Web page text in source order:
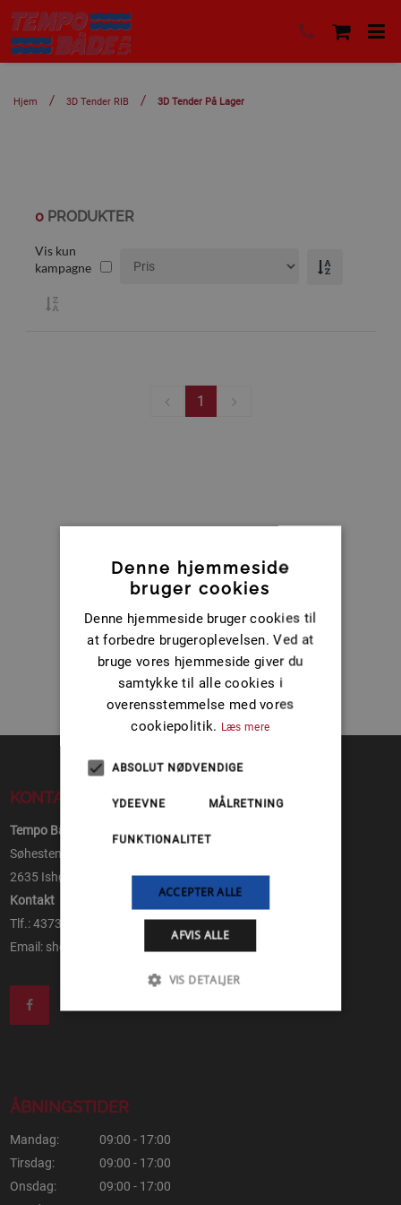
Hjem 3D Tender RIB 3D Tender På Lager
0PRODUKTER
Vis kun
kampagne
1
KONTAKT
Tempo Både ApS
Søhesten 8
2635 Ishøj
Kontakt
Tlf.: 43730105
Email: shop@tempo-baade.dk
ÅBNINGSTIDER
Mandag:
09:00 - 17:00
Tirsdag:
09:00 - 17:00
Onsdag:
09:00 - 17:00
Denne hjemmeside
bruger cookies
Denne hjemmeside bruger cookies til
at forbedre brugeroplevelsen. Ved at
bruge vores hjemmeside giver du
samtykke til alle cookies i
overensstemmelse med vores
cookiepolitik. Læs mere
ABSOLUT NØDVENDIGE
YDEEVNE MÅLRETNING
FUNKTIONALITET
ACCEPTER ALLE
AFVIS ALLE
VIS DETALJER